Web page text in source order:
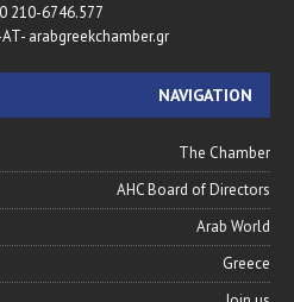
210-6746.577
arabgreekchamber.gr
NAVIGATION
The Chamber
AHC Board of Directors
Arab World
Greece